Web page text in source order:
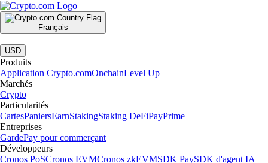
Français
|
USD
Produits
Application Crypto.comOnchainLevel Up
Marchés
Crypto
Particularités
CartesPaniersEarnStakingStaking DeFiPayPrime
Entreprises
GardePay pour commerçant
Développeurs
Cronos PoSCronos EVMCronos zkEVMSDK PaySDK d'agent IA